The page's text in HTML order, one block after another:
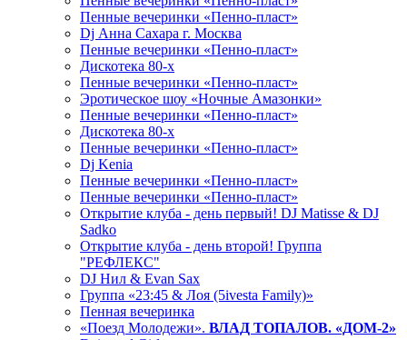
Пенные вечеринки «Пенно-пласт»
Dj Анна Сахара г. Москва
Пенные вечеринки «Пенно-пласт»
Дискотека 80-х
Пенные вечеринки «Пенно-пласт»
Эротическое шоу «Ночные Амазонки»
Пенные вечеринки «Пенно-пласт»
Дискотека 80-х
Пенные вечеринки «Пенно-пласт»
Dj Kenia
Пенные вечеринки «Пенно-пласт»
Пенные вечеринки «Пенно-пласт»
Открытие клуба - день первый! DJ Matisse & DJ
Sadko
Открытие клуба - день второй! Группа
"РЕФЛЕКС"
DJ Нил & Evan Sax
Группа «23:45 & Лоя (5ivesta Family)»
Пенная вечеринка
«Поезд Молодежи». ВЛАД ТОПАЛОВ. «ДОМ-2»